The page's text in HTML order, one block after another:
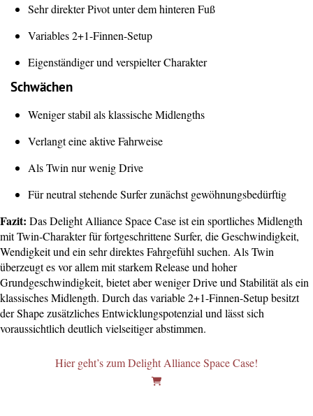
Sehr direkter Pivot unter dem hinteren Fuß
Variables 2+1-Finnen-Setup
Eigenständiger und verspielter Charakter
Schwächen
Weniger stabil als klassische Midlengths
Verlangt eine aktive Fahrweise
Als Twin nur wenig Drive
Für neutral stehende Surfer zunächst gewöhnungsbedürftig
Fazit: Das Delight Alliance Space Case ist ein sportliches Midlength
mit Twin-Charakter für fortgeschrittene Surfer, die Geschwindigkeit,
Wendigkeit und ein sehr direktes Fahrgefühl suchen. Als Twin
überzeugt es vor allem mit starkem Release und hoher
Grundgeschwindigkeit, bietet aber weniger Drive und Stabilität als ein
klassisches Midlength. Durch das variable 2+1-Finnen-Setup besitzt
der Shape zusätzliches Entwicklungspotenzial und lässt sich
voraussichtlich deutlich vielseitiger abstimmen.
Hier geht’s zum Delight Alliance Space Case!